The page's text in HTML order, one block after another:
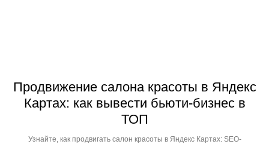
Продвижение салона красоты в Яндекс
Картах: как вывести бьюти-бизнес в
ТОП
Узнайте, как продвигать салон красоты в Яндекс Картах: SEO-